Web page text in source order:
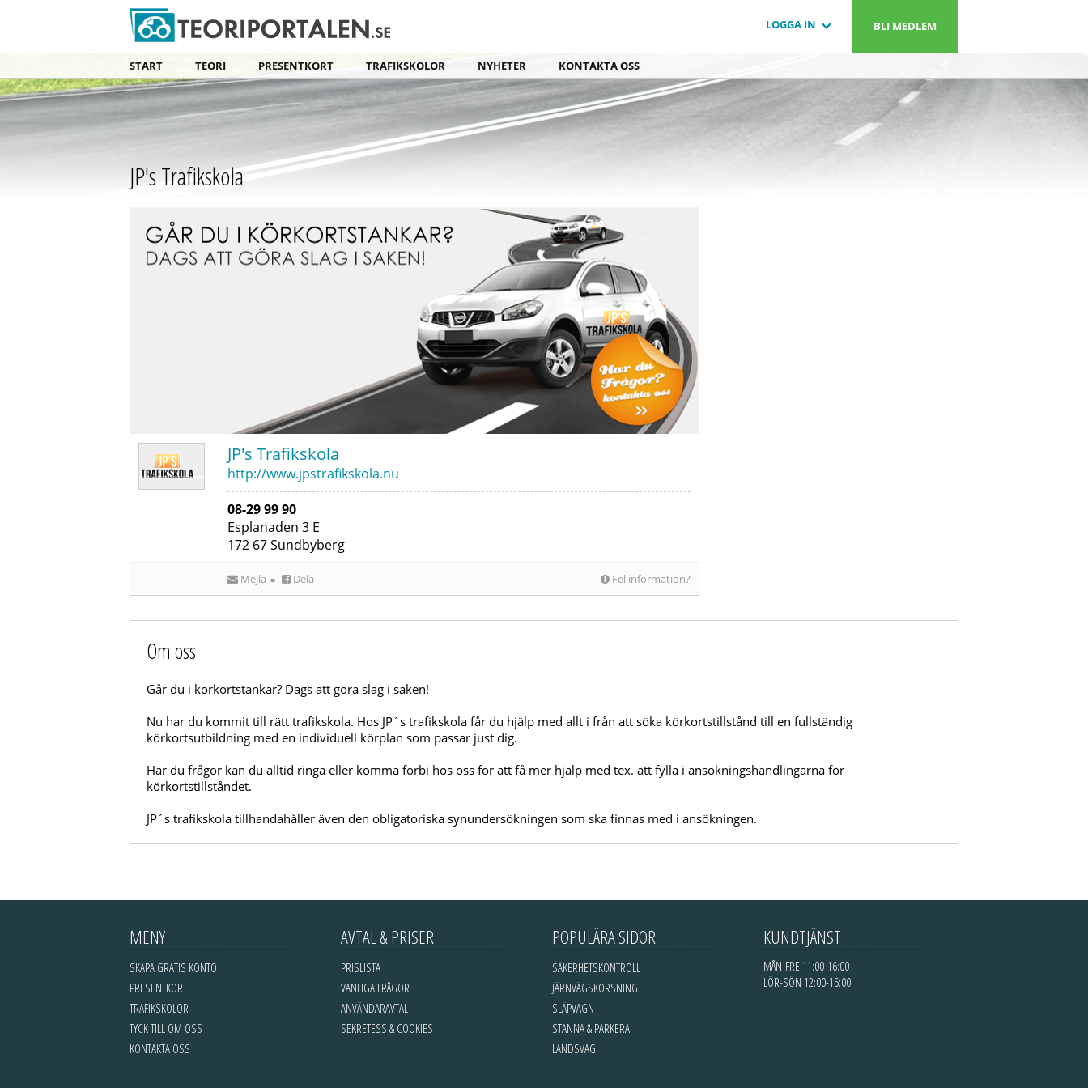
BLI MEDLEM
LOGGA IN
START TEORI PRESENTKORT TRAFIKSKOLOR NYHETER KONTAKTA OSS
JP's Trafikskola
JP's Trafikskola
http://www.jpstrafikskola.nu
08-29 99 90
Esplanaden 3 E
172 67Sundbyberg
Mejla ■ Dela Fel information?
Om oss
Går du i körkortstankar? Dags att göra slag i saken!
Nu har du kommit till rätt trafikskola. Hos JP´s trafikskola får du hjälp med allt i från att söka körkortstillstånd till en fullständig
körkortsutbildning med en individuell körplan som passar just dig.
Har du frågor kan du alltid ringa eller komma förbi hos oss för att få mer hjälp med tex. att fylla i ansökningshandlingarna för
körkortstillståndet.
JP´s trafikskola tillhandahåller även den obligatoriska synundersökningen som ska finnas med i ansökningen.
iKörkortGratisteori Gratis körkortsfrågor
MENY
SKAPA GRATIS KONTO
PRESENTKORT
TRAFIKSKOLOR
TYCK TILL OM OSS
KONTAKTA OSS
AVTAL & PRISER
PRISLISTA
VANLIGA FRÅGOR
ANVÄNDARAVTAL
SEKRETESS & COOKIES
POPULÄRA SIDOR
SÄKERHETSKONTROLL
JÄRNVÄGSKORSNING
SLÄPVAGN
STANNA & PARKERA
LANDSVÄG
KUNDTJÄNST
MÅN-FRE 11:00-16:00
LÖR-SÖN 12:00-15:00